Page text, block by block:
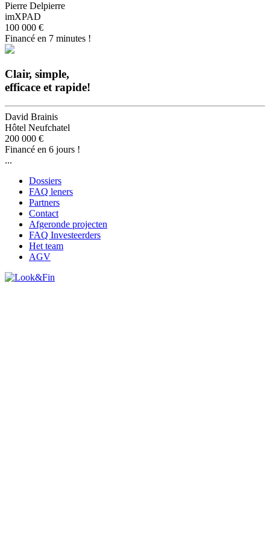
Pierre Delpierre
imXPAD
100 000 €
Financé en 7 minutes !
Clair, simple,
efficace et rapide!
David Brainis
Hôtel Neufchatel
200 000 €
Financé en 6 jours !
...
Dossiers
FAQ leners
Partners
Contact
Afgeronde projecten
FAQ Investeerders
Het team
AGV